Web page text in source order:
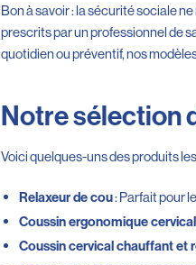
Bon à savoir : la sécurité sociale
prescrits par un professionnel de
quotidien ou préventif, nos
Notre sélection
Voici quelques-uns des produits
Relaxeur de cou: Parfait pour
Coussin ergonomique
Coussin cervical chauffant et